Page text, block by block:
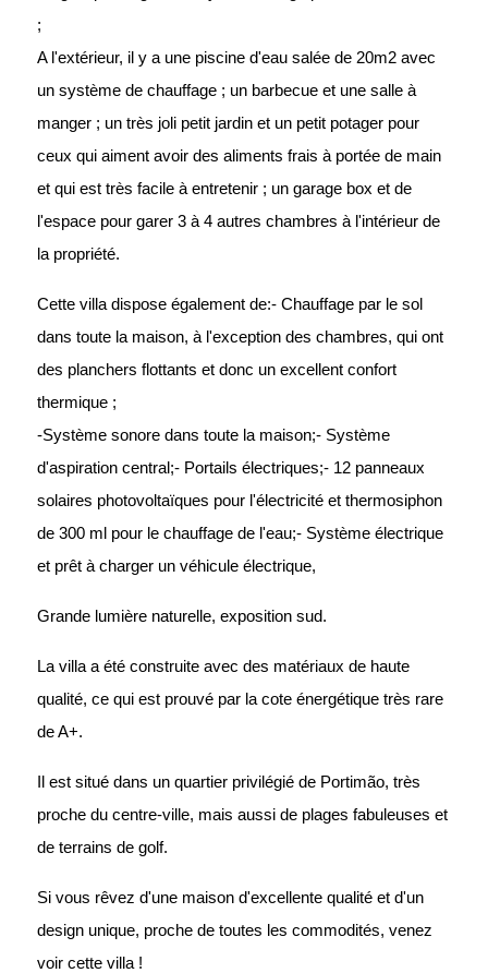
;
A l'extérieur, il y a une piscine d'eau salée de 20m2 avec
un système de chauffage ; un barbecue et une salle à
manger ; un très joli petit jardin et un petit potager pour
ceux qui aiment avoir des aliments frais à portée de main
et qui est très facile à entretenir ; un garage box et de
l'espace pour garer 3 à 4 autres chambres à l'intérieur de
la propriété.
Cette villa dispose également de:- Chauffage par le sol
dans toute la maison, à l'exception des chambres, qui ont
des planchers flottants et donc un excellent confort
thermique ;
-Système sonore dans toute la maison;- Système
d'aspiration central;- Portails électriques;- 12 panneaux
solaires photovoltaïques pour l'électricité et thermosiphon
de 300 ml pour le chauffage de l'eau;- Système électrique
et prêt à charger un véhicule électrique,
Grande lumière naturelle, exposition sud.
La villa a été construite avec des matériaux de haute
qualité, ce qui est prouvé par la cote énergétique très rare
de A+.
Il est situé dans un quartier privilégié de Portimão, très
proche du centre-ville, mais aussi de plages fabuleuses et
de terrains de golf.
Si vous rêvez d'une maison d'excellente qualité et d'un
design unique, proche de toutes les commodités, venez
voir cette villa !